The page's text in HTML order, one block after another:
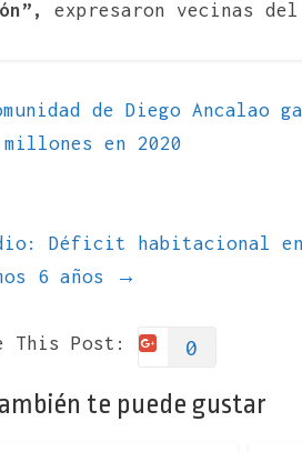
expresaron vecinas
de Diego
millones en 2020
Déficit habitacional en
6 años
→
This Post: 0
te puede gustar